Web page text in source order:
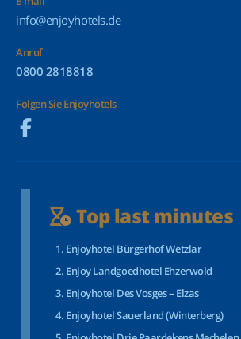
info@enjoyhotels.de
Anruf
0800 2818818
Folgen Sie Enjoyhotels
Top last minutes
Enjoyhotel Bürgerhof Wetzlar
Enjoy Landgoedhotel Ehzerwold
Enjoyhotel Des Vosges – Elzas
Enjoyhotel Sauerland (Winterberg)